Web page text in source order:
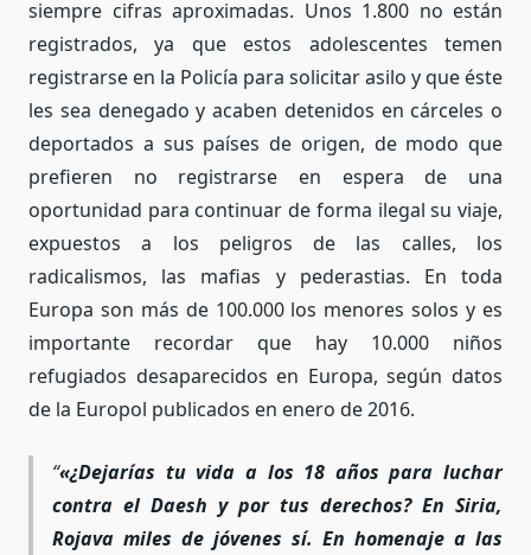
siempre cifras aproximadas. Unos 1.800 no están
registrados, ya que estos adolescentes temen
registrarse en la Policía para solicitar asilo y que éste
les sea denegado y acaben detenidos en cárceles o
deportados a sus países de origen, de modo que
prefieren no registrarse en espera de una
oportunidad para continuar de forma ilegal su viaje,
expuestos a los peligros de las calles, los
radicalismos, las mafias y pederastias. En toda
Europa son más de 100.000 los menores solos y es
importante recordar que hay 10.000 niños
refugiados desaparecidos en Europa, según datos
de la Europol publicados en enero de 2016.
«¿Dejarías tu vida a los 18 años para luchar
contra el Daesh y por tus derechos? En Siria,
Rojava miles de jóvenes sí. En homenaje a las